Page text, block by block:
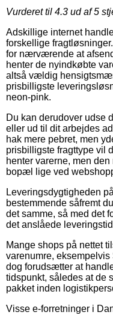
Vurderet til 4.3 ud af 5
Adskillige internet
forskellige
for nærværende at
henter de nyindkøbte
altså vældig
prisbilligste
neon-pink.
Du kan derudover udse
eller ud til dit arbejdes
hak mere pebret, men
prisbilligste fragttype vil
henter varerne, men
bopæl lige ved
Leveringsdygtigheden
bestemmende såfremt
det samme, så med det
det anslåede
Mange shops på nettet
varenumre,
dog forudsætter at
tidspunkt, således at de
pakket inden
Visse e-forretninger i